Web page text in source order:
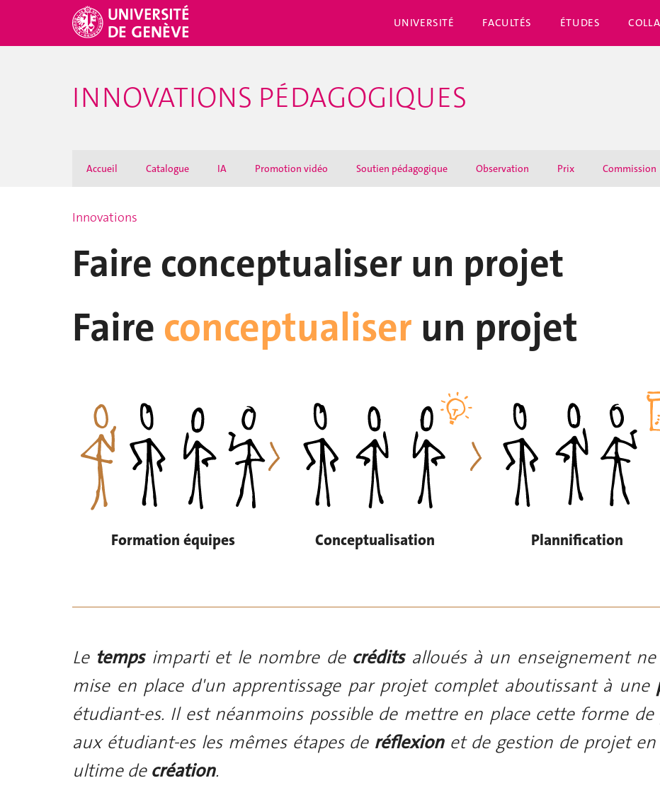
UNIVERSITÉ FACULTÉS ÉTUDES
INNOVATIONS PÉDAGOGIQUES
Accueil Catalogue IA Promotion vidéo Soutien pédagogique Observation Prix Commission
Innovations
Faire conceptualiser un projet
Faire conceptualiser un projet
Formation équipes Conceptualisation Plannification
Le temps imparti et le nombre de crédits alloués à un enseignement
mise en place d'un apprentissage par projet complet aboutissant à une
étudiant-es. Il est néanmoins possible de mettre en place cette forme
aux étudiant-es les mêmes étapes de réflexion et de gestion de projet
ultime de création.